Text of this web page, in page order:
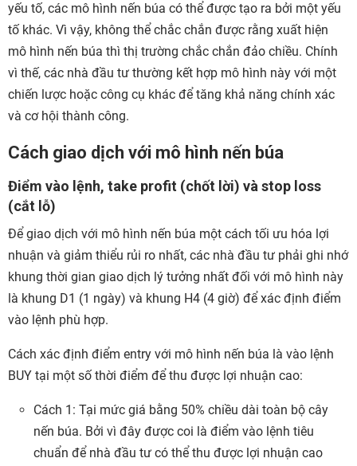
yếu tố, các mô hình nến búa có thể được tạo ra bởi một yếu
tố khác. Vì vậy, không thể chắc chắn được rằng xuất hiện
mô hình nến búa thì thị trường chắc chắn đảo chiều. Chính
vì thế, các nhà đầu tư thường kết hợp mô hình này với một
chiến lược hoặc công cụ khác để tăng khả năng chính xác
và cơ hội thành công.
Cách giao dịch với mô hình nến búa
Điểm vào lệnh, take profit (chốt lời) và stop loss
(cắt lỗ)
Để giao dịch với mô hình nến búa một cách tối ưu hóa lợi
nhuận và giảm thiểu rủi ro nhất, các nhà đầu tư phải ghi nhớ
khung thời gian giao dịch lý tưởng nhất đối với mô hình này
là khung D1 (1 ngày) và khung H4 (4 giờ) để xác định điểm
vào lệnh phù hợp.
Cách xác định điểm entry với mô hình nến búa là vào lệnh
BUY tại một số thời điểm để thu được lợi nhuận cao:
Cách 1: Tại mức giá bằng 50% chiều dài toàn bộ cây
nến búa. Bởi vì đây được coi là điểm vào lệnh tiêu
chuẩn để nhà đầu tư có thể thu được lợi nhuận cao